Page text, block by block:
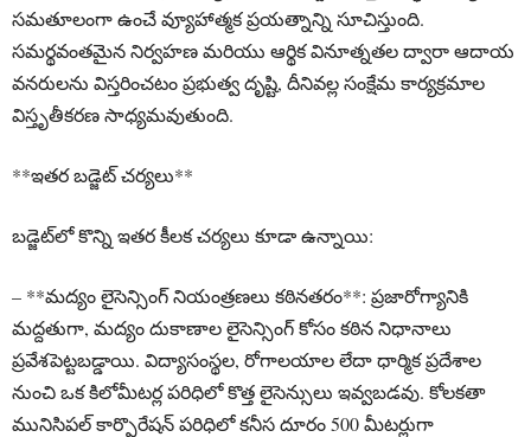
సమతూలంగా ఉంచే వ్యూహాత్మక ప్రయత్నాన్ని సూచిస్తుంది.
సమర్థవంతమైన నిర్వహణ మరియు ఆర్థిక వినూత్నతల ద్వారా ఆదాయ
వనరులను విస్తరించటం ప్రభుత్వ దృష్టి, దీనివల్ల సంక్షేమ కార్యక్రమాల
విస్తృతీకరణ సాధ్యమవుతుంది.
**ఇతర బడ్జెట్ చర్యలు**
బడ్జెట్‌లో కొన్ని ఇతర కీలక చర్యలు కూడా ఉన్నాయి:
– **మద్యం లైసెన్సింగ్ నియంత్రణలు కఠినతరం**: ప్రజారోగ్యానికి
మద్దతుగా, మద్యం దుకాణాల లైసెన్సింగ్ కోసం కఠిన నిధానాలు
ప్రవేశపెట్టబడ్డాయి. విద్యాసంస్థల, రోగాలయాల లేదా ధార్మిక ప్రదేశాల
నుంచి ఒక కిలోమీటర్ల పరిధిలో కొత్త లైసెన్సులు ఇవ్వబడవు. కోలకతా
మునిసిపల్ కార్పొరేషన్‌ పరిధిలో కనీస దూరం 500 మీటర్లుగా